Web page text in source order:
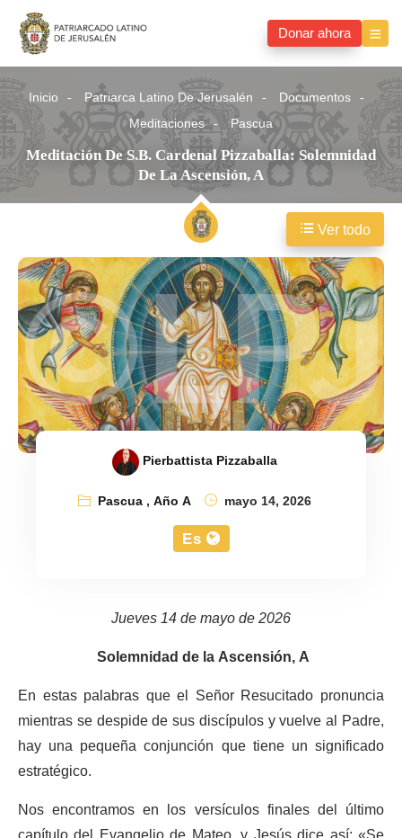
Donar ahora
Inicio Patriarca Latino De Jerusalén
Documentos
Meditaciones
Pascua
Meditación De S.B. Cardenal Pizzaballa: Solemnidad
De La Ascensión, A
Pierbattista Pizzaballa
Pascua,Año A mayo 14, 2026
Es
Jueves 14 de mayo de 2026
Solemnidad de la Ascensión, A
En estas palabras que el Señor Resucitado pronuncia
mientras se despide de sus discípulos y vuelve al Padre,
hay una pequeña conjunción que tiene un significado
estratégico.
Nos encontramos en los versículos finales del último
Ver todo